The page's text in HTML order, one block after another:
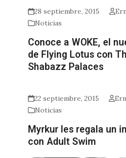
28 septiembre, 2015
Noticias
Conoce a WOKE, el
de Flying Lotus con
Shabazz Palaces
22 septiembre, 2015
Noticias
Myrkur les regala un
con Adult Swim